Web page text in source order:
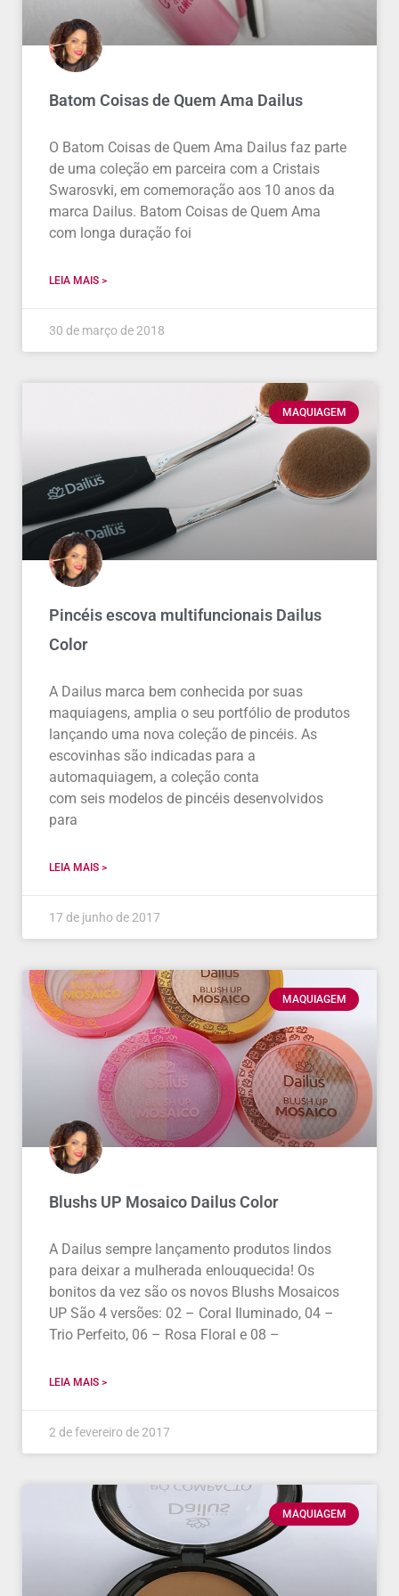
Batom Coisas de Quem Ama Dailus
O Batom Coisas de Quem Ama Dailus faz parte
de uma coleção em parceira com a Cristais
Swarosvki, em comemoração aos 10 anos da
marca Dailus. Batom Coisas de Quem Ama
com longa duração foi
LEIA MAIS >
30 de março de 2018
MAQUIAGEM
Pincéis escova multifuncionais Dailus
Color
A Dailus marca bem conhecida por suas
maquiagens, amplia o seu portfólio de produtos
lançando uma nova coleção de pincéis. As
escovinhas são indicadas para a
automaquiagem, a coleção conta
com seis modelos de pincéis desenvolvidos
para
LEIA MAIS >
17 de junho de 2017
MAQUIAGEM
Blushs UP Mosaico Dailus Color
A Dailus sempre lançamento produtos lindos
para deixar a mulherada enlouquecida! Os
bonitos da vez são os novos Blushs Mosaicos
UP São 4 versões: 02 – Coral Iluminado, 04 –
Trio Perfeito, 06 – Rosa Floral e 08 –
LEIA MAIS >
2 de fevereiro de 2017
MAQUIAGEM